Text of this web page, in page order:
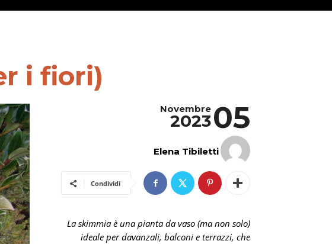
i fiori)
05
Novembre
2023
Elena Tibiletti
Condividi
La skimmia è una pianta da vaso (ma non solo)
ideale per davanzali, balconi e terrazzi, che